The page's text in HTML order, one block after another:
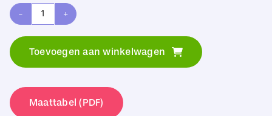
Spiro
Cycling
aantal
Toevoegen aan winkelwagen
Maattabel (PDF)